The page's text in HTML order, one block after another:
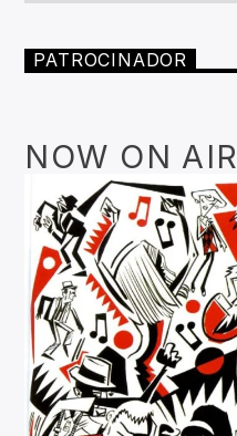
PATROCINADOR
NOW ON AIR